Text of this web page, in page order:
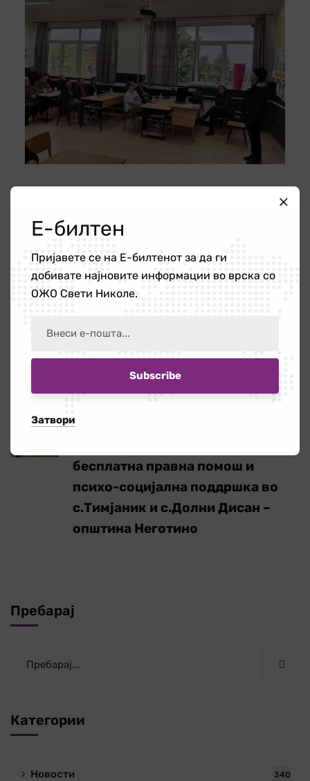
реализирани во Велес и
Неготино
Следно
бесплатна правна помош и
психо-социјална поддршка во
с.Тимјаник и с.Долни Дисан –
општина Неготино
Пребарај
Категории
Новости 340
Е-билтен
Пријавете се на Е-билтенот за да ги
добивате најновите информации во врска со
ОЖО Свети Николе.
Затвори